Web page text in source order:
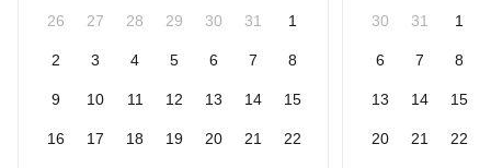
26 27 28 29 30 31 1
2 3 4 5 6 7 8
9 10 11 12 13 14 15
16 17 18 19 20 21 22
30 31 1
6 7 8
13 14 15
20 21 22